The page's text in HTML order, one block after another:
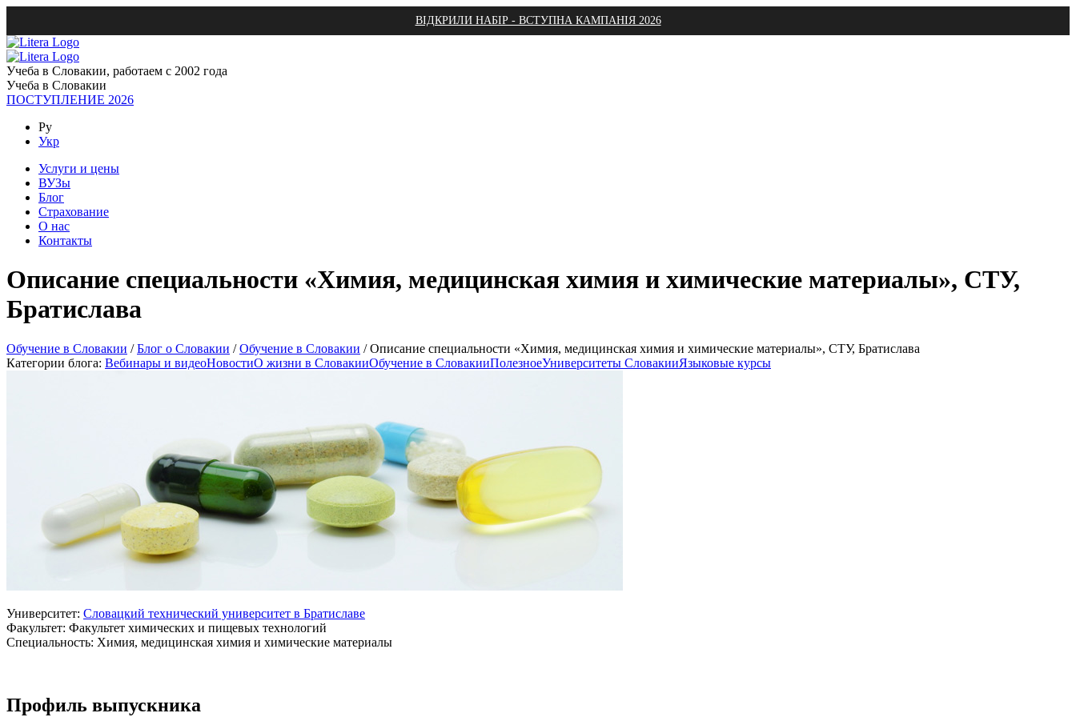
ВІДКРИЛИ НАБІР - ВСТУПНА КАМПАНІЯ 2026
Учеба в Словакии, работаем с 2002 года
Учеба в Словакии
ПОСТУПЛЕНИЕ 2026
Ру
Укр
Услуги и цены
ВУЗы
Блог
Страхование
О нас
Контакты
Описание специальности «Химия, медицинская химия и химические материалы», СТУ,
Братислава
Обучение в Словакии /Блог о Словакии /Обучение в Словакии /Описание специальности «Химия, медицинская химия и химические материалы», СТУ, Братислава
Категории блога: Вебинары и видеоНовостиО жизни в СловакииОбучение в СловакииПолезноеУниверситеты СловакииЯзыковые курсы
Университет: Словацкий технический университет в Братиславе
Факультет: Факультет химических и пищевых технологий
Специальность: Химия, медицинская химия и химические материалы
Профиль выпускника